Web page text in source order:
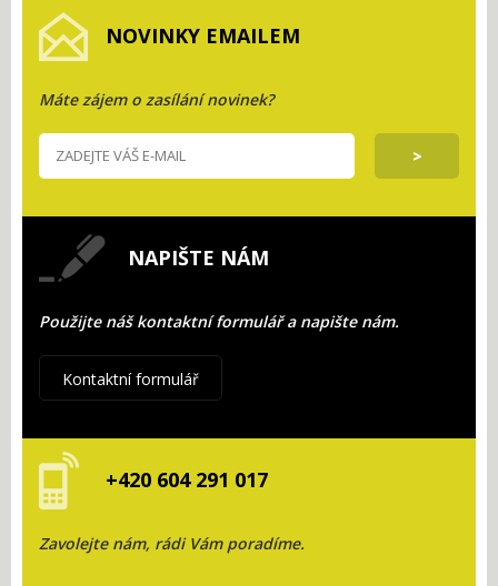
NOVINKY EMAILEM
Máte zájem o zasílání novinek?
NAPIŠTE NÁM
Použijte náš kontaktní formulář a napište nám.
Kontaktní formulář
+420 604 291 017
Zavolejte nám, rádi Vám poradíme.